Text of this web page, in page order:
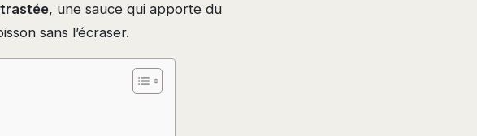
, une sauce qui apporte du
sans l’écraser.